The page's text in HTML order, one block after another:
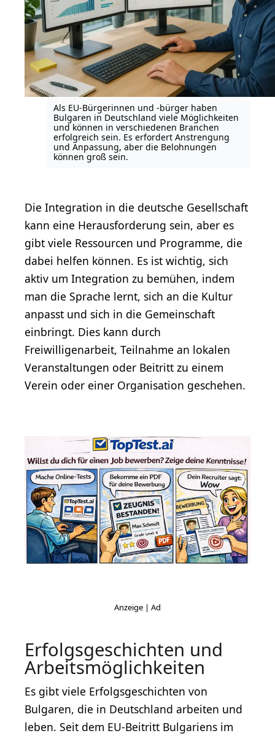
Als EU-Bürgerinnen und -bürger haben
Bulgaren in Deutschland viele Möglichkeiten
und können in verschiedenen Branchen
erfolgreich sein. Es erfordert Anstrengung
und Anpassung, aber die Belohnungen
können groß sein.
Die Integration in die deutsche Gesellschaft
kann eine Herausforderung sein, aber es
gibt viele Ressourcen und Programme, die
dabei helfen können. Es ist wichtig, sich
aktiv um Integration zu bemühen, indem
man die Sprache lernt, sich an die Kultur
anpasst und sich in die Gemeinschaft
einbringt. Dies kann durch
Freiwilligenarbeit, Teilnahme an lokalen
Veranstaltungen oder Beitritt zu einem
Verein oder einer Organisation geschehen.
Erfolgsgeschichten und
Arbeitsmöglichkeiten
Es gibt viele Erfolgsgeschichten von
Bulgaren, die in Deutschland arbeiten und
leben. Seit dem EU-Beitritt Bulgariens im